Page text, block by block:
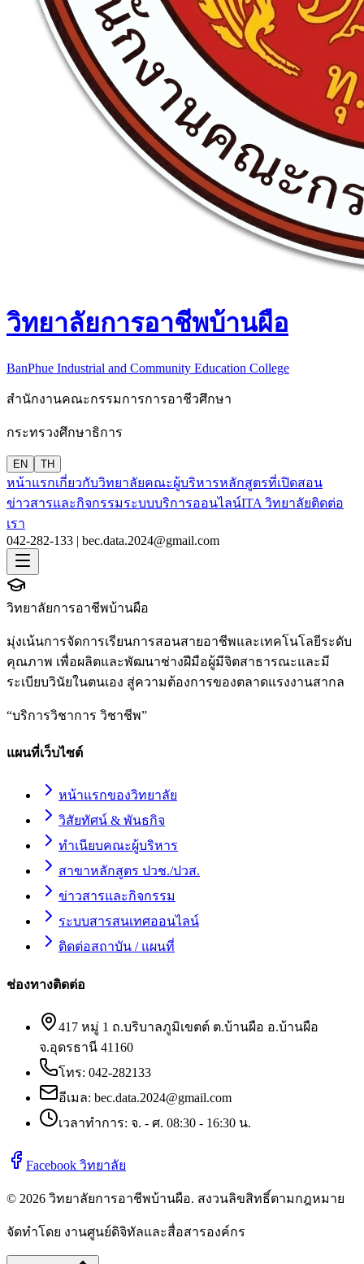
วิทยาลัยการอาชีพบ้านผือ
BanPhue Industrial and Community Education College
สำนักงานคณะกรรมการการอาชีวศึกษา
กระทรวงศึกษาธิการ
EN TH
หน้าแรกเกี่ยวกับวิทยาลัยคณะผู้บริหารหลักสูตรที่เปิดสอน
ข่าวสารและกิจกรรมระบบบริการออนไลน์ITA วิทยาลัยติดต่อ
เรา
042-282-133 | bec.data.2024@gmail.com
วิทยาลัยการอาชีพบ้านผือ
มุ่งเน้นการจัดการเรียนการสอนสายอาชีพและเทคโนโลยีระดับ
คุณภาพ เพื่อผลิตและพัฒนาช่างฝีมือผู้มีจิตสาธารณะและมี
ระเบียบวินัยในตนเอง สู่ความต้องการของตลาดแรงงานสากล
“บริการวิชาการ วิชาชีพ”
แผนที่เว็บไซต์
หน้าแรกของวิทยาลัย
วิสัยทัศน์ & พันธกิจ
ทำเนียบคณะผู้บริหาร
สาขาหลักสูตร ปวช./ปวส.
ข่าวสารและกิจกรรม
ระบบสารสนเทศออนไลน์
ติดต่อสถาบัน / แผนที่
ช่องทางติดต่อ
417 หมู่ 1 ถ.บริบาลภูมิเขตต์ ต.บ้านผือ อ.บ้านผือ
จ.อุดรธานี 41160
โทร: 042-282133
อีเมล: bec.data.2024@gmail.com
เวลาทำการ: จ. - ศ. 08:30 - 16:30 น.
Facebook วิทยาลัย
© 2026 วิทยาลัยการอาชีพบ้านผือ. สงวนลิขสิทธิ์ตามกฎหมาย
จัดทำโดย งานศูนย์ดิจิทัลและสื่อสารองค์กร